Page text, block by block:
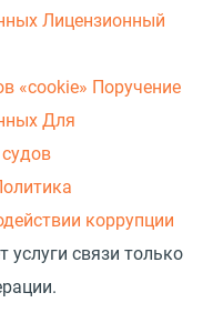
Лицензионный
«cookie» Поручение
Для
коррупции
связи только